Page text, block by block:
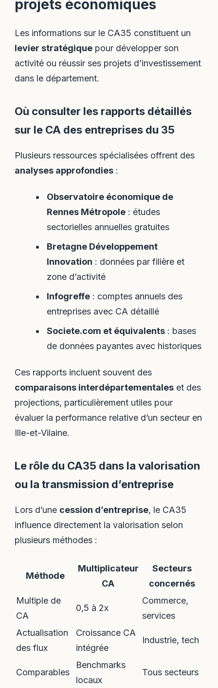
projets économiques
Les informations sur le CA35 constituent un
levier stratégique pour développer son
activité ou réussir ses projets d’investissement
dans le département.
Où consulter les rapports détaillés
sur le CA des entreprises du 35
Plusieurs ressources spécialisées offrent des
analyses approfondies :
Observatoire économique de
Rennes Métropole: études
sectorielles annuelles gratuites
Bretagne Développement
Innovation : données par filière et
zone d’activité
Infogreffe: comptes annuels des
entreprises avec CA détaillé
Societe.com et équivalents: bases
de données payantes avec historiques
Ces rapports incluent souvent des
comparaisons interdépartementales et des
projections, particulièrement utiles pour
évaluer la performance relative d’un secteur en
Ille-et-Vilaine.
Le rôle du CA35 dans la valorisation
ou la transmission d’entreprise
Lors d’une cession d’entreprise, le CA35
influence directement la valorisation selon
plusieurs méthodes :
Méthode
Multiplicateur
CA
Secteurs
concernés
Multiple de
CA
0,5 à 2x
Commerce,
services
Actualisation
des flux
Croissance CA
intégrée
Industrie, tech
Comparables
Benchmarks
locaux
Tous secteurs